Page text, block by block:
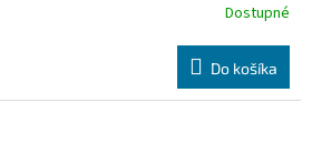
Dostupné
Do košíka